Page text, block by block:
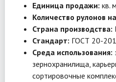
Единица продажи: кв. м
Количество рулонов
Страна производства:
Стандарт: ГОСТ 20-
Среда использования:
зернохранилища,
сортировочные